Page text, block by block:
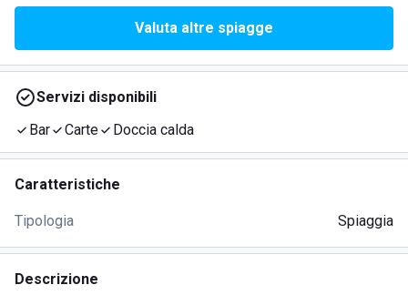
Valuta altre spiagge
Servizi disponibili
Bar
Carte Doccia calda
Caratteristiche
Tipologia Spiaggia
Descrizione